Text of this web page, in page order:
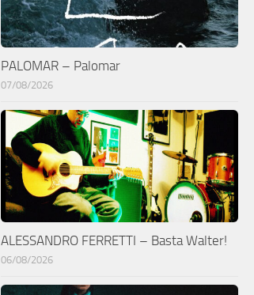
PALOMAR – Palomar
07/08/2026
ALESSANDRO FERRETTI – Basta Walter!
06/08/2026